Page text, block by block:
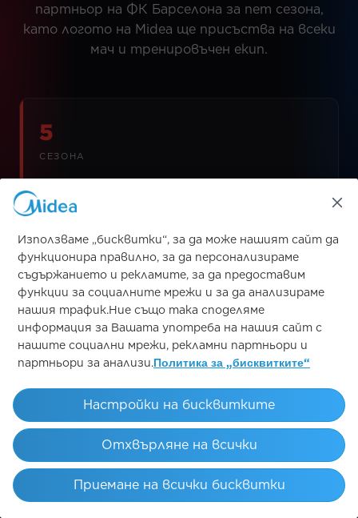
партньор на ФК Барселона за пет сезона,
като логото на Midea ще присъства на всеки
мач и тренировъчен екип.
5
СЕЗОНА
2026/27
ДЕБЮТЕН СЕЗОН
Ръкав
РАЗПОЛОЖЕНИЕ НА ЛОГОТО
FAMÍLIA ARC DE
Използваме „бисквитки“, за да може нашият сайт да
функционира правилно, за да персонализираме
съдържанието и рекламите, за да предоставим
функции за социалните мрежи и за да анализираме
нашия трафик.Ние също така споделяме
информация за Вашата употреба на нашия сайт с
нашите социални мрежи, рекламни партньори и
партньори за анализи. Политика за „бисквитките“
Настройки на бисквитките
Отхвърляне на всички
Приемане на всички бисквитки